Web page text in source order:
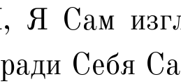
Я Сам
Себя